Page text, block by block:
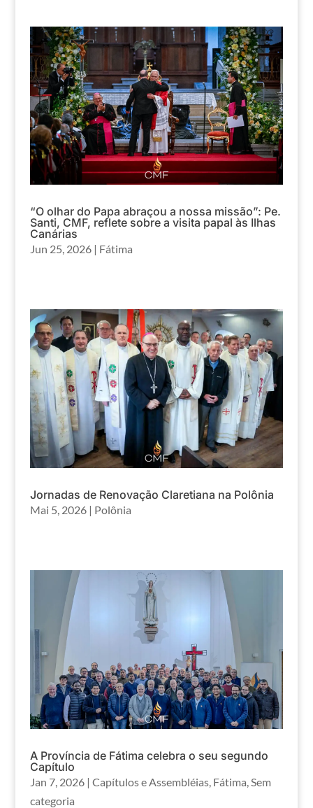
“O olhar do Papa abraçou a nossa missão”: Pe.
Santi, CMF, reflete sobre a visita papal às Ilhas
Canárias
Jun 25, 2026| Fátima
Jornadas de Renovação Claretiana na Polônia
Mai 5, 2026| Polônia
A Província de Fátima celebra o seu segundo
Capítulo
Jan 7, 2026| Capítulos e Assembléias, Fátima,Sem
categoria